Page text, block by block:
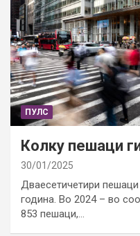
ПУЛС
Колку пешаци
30/01/2025
Дваесетичетири
година. Во 2024 – во
853 пешаци,…